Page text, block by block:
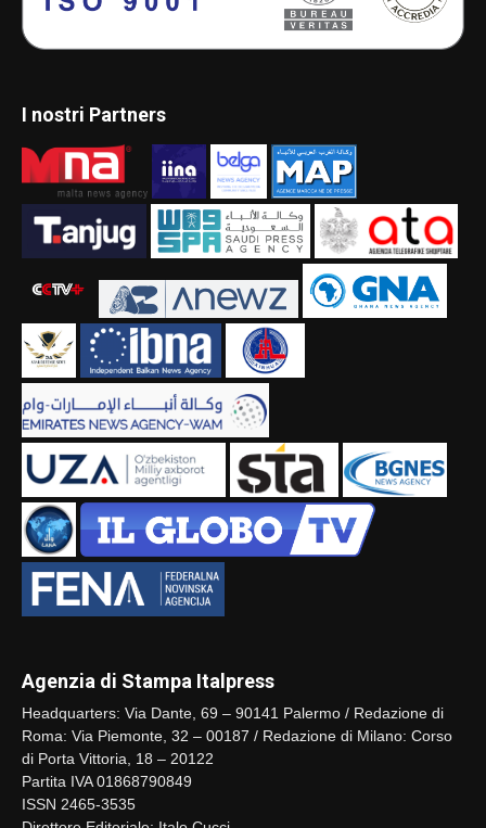
I nostri Partners
Agenzia di Stampa Italpress
Headquarters: Via Dante, 69 – 90141 Palermo / Redazione di
Roma: Via Piemonte, 32 – 00187 / Redazione di Milano: Corso
di Porta Vittoria, 18 – 20122
Partita IVA 01868790849
ISSN 2465-3535